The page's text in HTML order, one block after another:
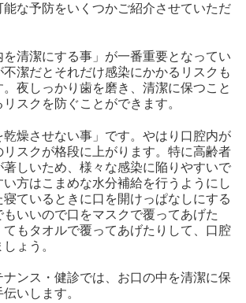
な予防をいくつかご紹介させていただ
清潔にする事」が一番重要となってい
不潔だとそれだけ感染にかかるリスクも
。夜しっかり歯を磨き、清潔に保つこと
スクを防ぐことができます。
燥させない事」です。やはり口腔内が
スクが格段に上がります。特に高齢者
著しいため、様々な感染に陥りやすいで
方はこまめな水分補給を行うようにし
ているときに口を開けっぱなしにする
いいので口をマスクで覆ってあげた
てもタオルで覆ってあげたりして、口腔
ょう。
ンス・健診では、お口の中を清潔に保
いします。